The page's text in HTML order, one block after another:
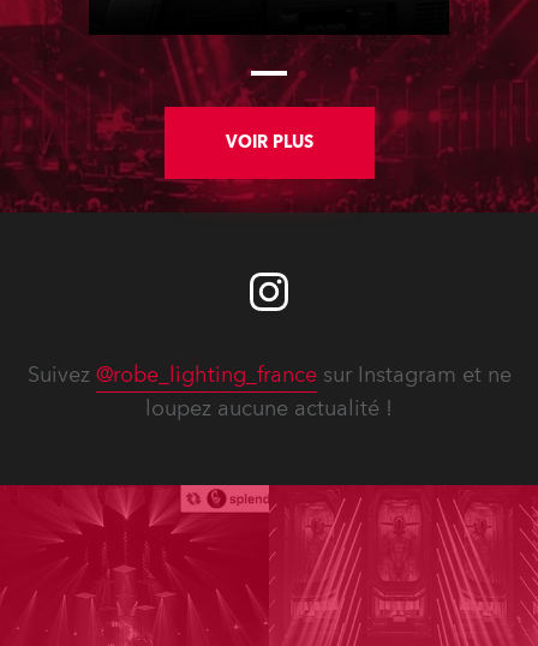
VOIR PLUS
Suivez @robe_lighting_francesur Instagram et ne
loupez aucune actualité !